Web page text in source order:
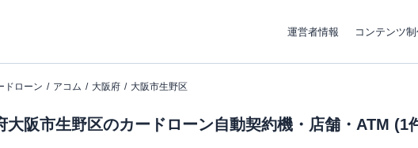
運営者情報 コンテンツ
ドローン アコム 大阪府 大阪市生野区
大阪市生野区のカードローン自動契約機・店舗・ATM (1